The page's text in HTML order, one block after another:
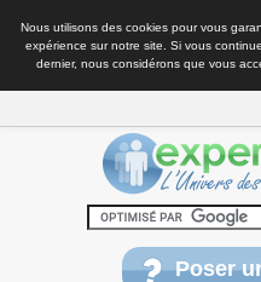
Nous utilisons des cookies pour vous
expérience sur notre site. Si vous
dernier, nous considérons que vous
Poser